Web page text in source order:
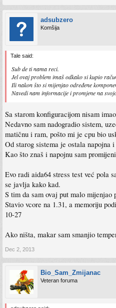
adsubzero
Komšija
Tale said:
Sub de ti nama reci.
Jel ovaj problem imaš odkako si kupio
Ili nakon što si mijenjao određene
Navedi nam informacije i promjene na
Sa starom konfiguracijom nisam
Nedavno sam nadogradio sistem,
matičnu i ram, pošto mi je cpu bio
Od starog sistema je ostala napojna
Kao što znaš i napojnu sam
Evo radi aida64 stress test već pola
se javlja kako kad.
S tim da sam ovaj put malo mijenjao
Stavio vcore na 1.31, a memoriju
10-27
Ako ništa, makar sam smanjio
Dec 2, 2013
Bio_Sam_Zmijanac
Veteran foruma